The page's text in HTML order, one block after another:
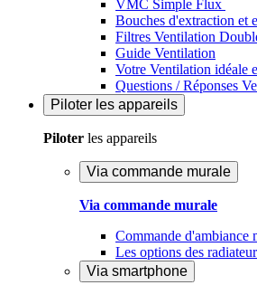
VMC Simple Flux
Bouches d'extraction et
Filtres Ventilation
Guide Ventilation
Votre Ventilation idéale
Questions / Réponses
Piloter les appareils
Piloter les appareils
Via commande murale
Via commande murale
Commande d'ambiance
Les options des
Via smartphone